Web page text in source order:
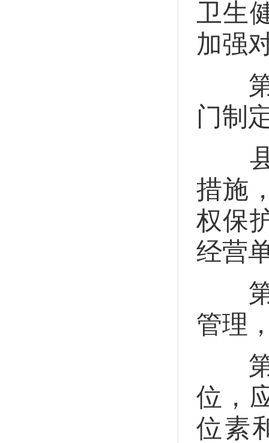
卫生
加强
第
门制
县
措施
权保
经营
第
管理
第
位，
位素